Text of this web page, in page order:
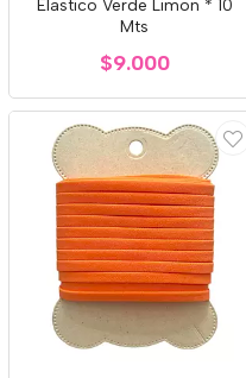
Elastico Verde Limon * 10
Mts
$9.000